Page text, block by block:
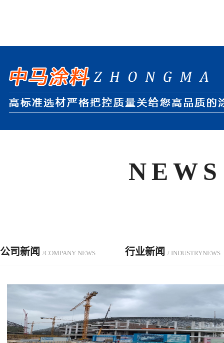
公司新闻 /COMPANY NEWS 行业新闻 / INDUSTRYNEWS